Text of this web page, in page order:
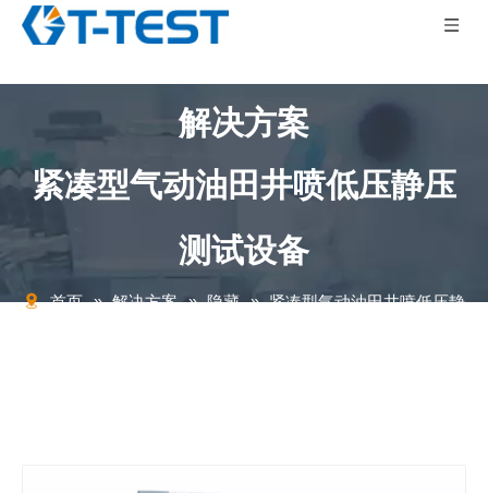
解决方案
紧凑型气动油田井喷低压静压
测试设备
首页 » 解决方案 » 隐藏 » 紧凑型气动油田井喷低压静